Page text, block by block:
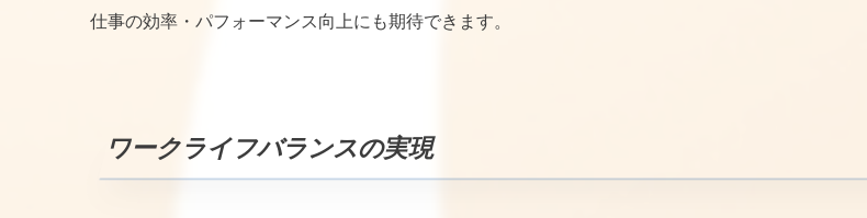
仕事の効率・パフォーマンス向上にも期待できます。
ワークライフバランスの実現